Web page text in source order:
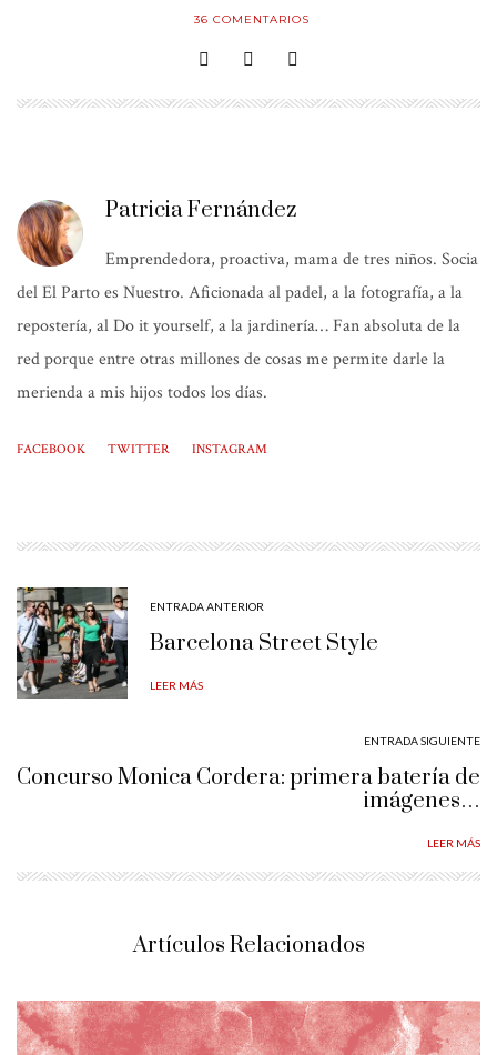
36 COMENTARIOS
Patricia Fernández
Emprendedora, proactiva, mama de tres niños. Socia
del El Parto es Nuestro. Aficionada al padel, a la fotografía, a la
repostería, al Do it yourself, a la jardinería… Fan absoluta de la
red porque entre otras millones de cosas me permite darle la
merienda a mis hijos todos los días.
FACEBOOK TWITTER INSTAGRAM
ENTRADA ANTERIOR
Barcelona Street Style
LEER MÁS
ENTRADA SIGUIENTE
Concurso Monica Cordera: primera batería de
imágenes…
LEER MÁS
Artículos Relacionados